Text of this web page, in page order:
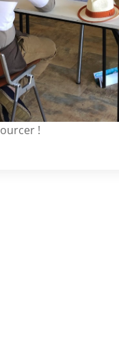
!